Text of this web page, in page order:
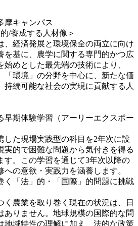
キャンパス
/養成する人材像＞
、経済発展と環境保全の両立に向け
を基に、農学に関する専門的かつ広
めとした最先端の技術により、
「環境」の分野を中心に、新たな価
持続可能な社会の実現に貢献する人
期体験学習（アーリーエクスポー
した現場実践型の科目を2年次に設
実的で困難な問題から気付きを得る
す。この学習を通じて3年次以降の
の意欲・実践力を涵養します。
「法」的・「国際」的問題に挑戦
く農業を取り巻く現在の状況は、日
ありません。地球規模の国際的な問
地域特性の理解に加え、法的な政策